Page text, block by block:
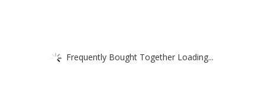
Frequently Bought Together Loading...